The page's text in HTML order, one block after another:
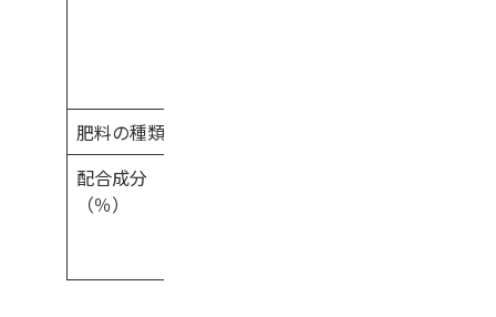
肥料の種類
配合成分
（％）